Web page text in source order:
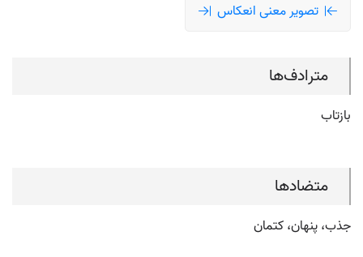
تصویر معنی انعکاس
مترادف‌ها
بازتاب
متضادها
جذب، پنهان، کتمان